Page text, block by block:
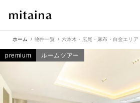
ホーム 物件一覧 六本木・広尾・麻布・白金エリア
premium ルームツアー